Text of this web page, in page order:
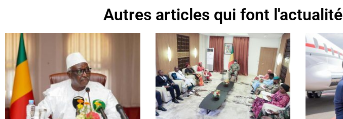
Autres articles qui font l'actualité